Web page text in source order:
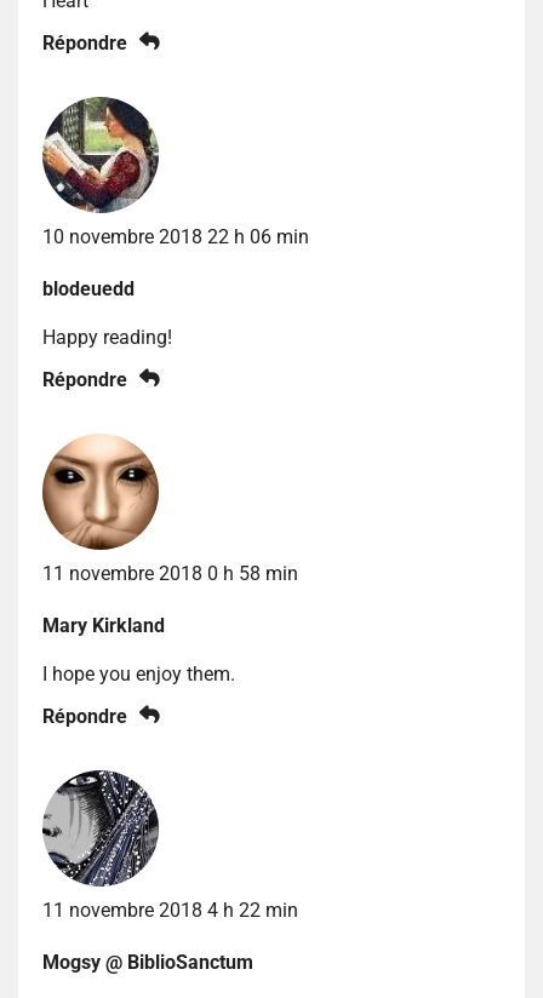
Répondre
10 novembre 2018 22 h 06 min
blodeuedd
Happy reading!
Répondre
11 novembre 2018 0 h 58 min
Mary Kirkland
I hope you enjoy them.
Répondre
11 novembre 2018 4 h 22 min
Mogsy @ BiblioSanctum